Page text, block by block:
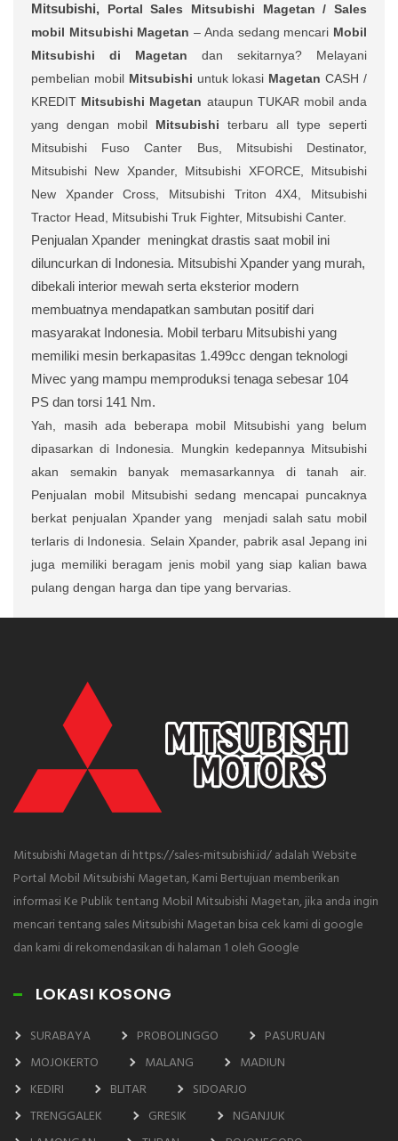
Mitsubishi, Portal Sales Mitsubishi Magetan /Sales
mobil Mitsubishi Magetan – Anda sedang mencari Mobil
Mitsubishi di Magetan dan sekitarnya? Melayani
pembelian mobil Mitsubishi untuk lokasi MagetanCASH /
KREDIT Mitsubishi Magetan ataupun TUKAR mobil anda
yang dengan mobil Mitsubishi terbaru all type seperti
Mitsubishi Fuso Canter Bus, Mitsubishi Destinator,
Mitsubishi New Xpander, Mitsubishi XFORCE, Mitsubishi
New Xpander Cross, Mitsubishi Triton 4X4, Mitsubishi
Tractor Head, Mitsubishi Truk Fighter, Mitsubishi Canter.
Penjualan Xpander meningkat drastis saat mobil ini
diluncurkan di Indonesia. Mitsubishi Xpander yang murah,
dibekali interior mewah serta eksterior modern
membuatnya mendapatkan sambutan positif dari
masyarakat Indonesia. Mobil terbaru Mitsubishi yang
memiliki mesin berkapasitas 1.499cc dengan teknologi
Mivec yang mampu memproduksi tenaga sebesar 104
PS dan torsi 141 Nm.
Yah, masih ada beberapa mobil Mitsubishi yang belum
dipasarkan di Indonesia. Mungkin kedepannya Mitsubishi
akan semakin banyak memasarkannya di tanah air.
Penjualan mobil Mitsubishi sedang mencapai puncaknya
berkat penjualan Xpander yang
menjadi salah satu mobil
terlaris di Indonesia. Selain Xpander, pabrik asal Jepang ini
juga memiliki beragam jenis mobil yang siap kalian bawa
pulang dengan harga dan tipe yang bervarias.
Mitsubishi Magetan di https://sales-mitsubishi.id/ adalah Website
Portal Mobil Mitsubishi Magetan, Kami Bertujuan memberikan
informasi Ke Publik tentang Mobil Mitsubishi Magetan, jika anda ingin
mencari tentang sales Mitsubishi Magetan bisa cek kami di google
dan kami di rekomendasikan di halaman 1 oleh Google
LOKASI KOSONG
SURABAYA PROBOLINGGO
PASURUAN
MOJOKERTO
MALANG
MADIUN
KEDIRI
BLITAR
SIDOARJO
TRENGGALEK
GRESIK
NGANJUK